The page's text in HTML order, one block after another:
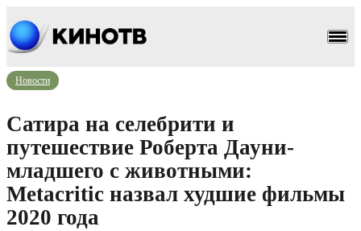
Новости
Сатира на селебрити и
путешествие Роберта Дауни-
младшего с животными:
Metacritic назвал худшие фильмы
2020 года